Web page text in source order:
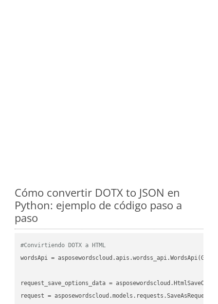
Cómo convertir DOTX to JSON en
Python: ejemplo de código paso a
paso
#Convirtiendo DOTX a HTML
wordsApi =
request_save_options_data =
request